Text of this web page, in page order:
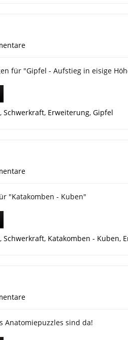
für "Gipfel - Aufstieg in eisige
, Schwerkraft, Erweiterung, Gipfel
"Katakomben - Kuben"
, Schwerkraft, Katakomben - Kuben,
Anatomiepuzzles sind da!